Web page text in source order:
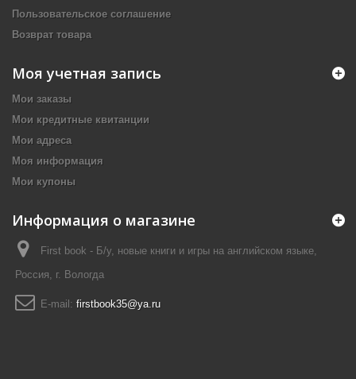
Пользовательское соглашение
Возврат товара
Моя учетная запись
Мои заказы
Мои кредитные квитанции
Мои адреса
Моя информация
Мои купоны
Информация о магазине
First book - Б/у, новые книги и игры на английском языке,
Россия, г. Вологда
E-mail: firstbook35@ya.ru